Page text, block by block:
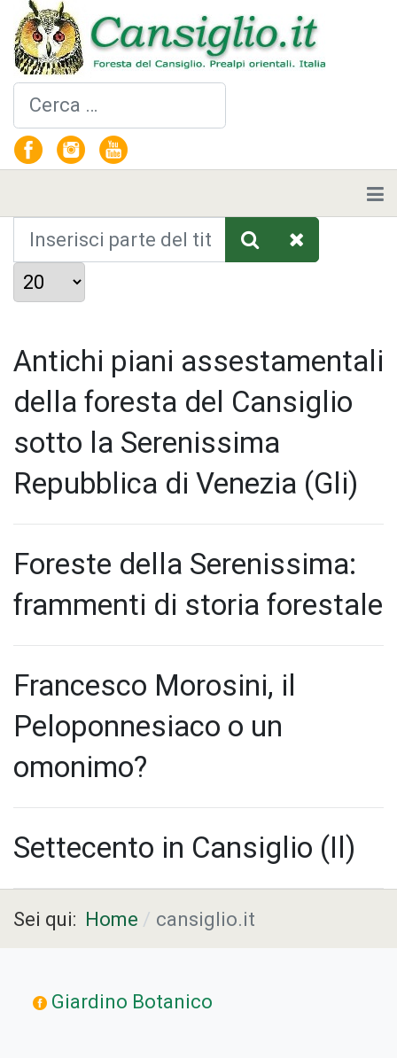
Cerca
Inserisci parte del titolo
Visualizza #
Antichi piani assestamentali
della foresta del Cansiglio
sotto la Serenissima
Repubblica di Venezia (Gli)
Foreste della Serenissima:
frammenti di storia forestale
Francesco Morosini, il
Peloponnesiaco o un
omonimo?
Settecento in Cansiglio (Il)
Sei qui: Home cansiglio.it
Giardino Botanico